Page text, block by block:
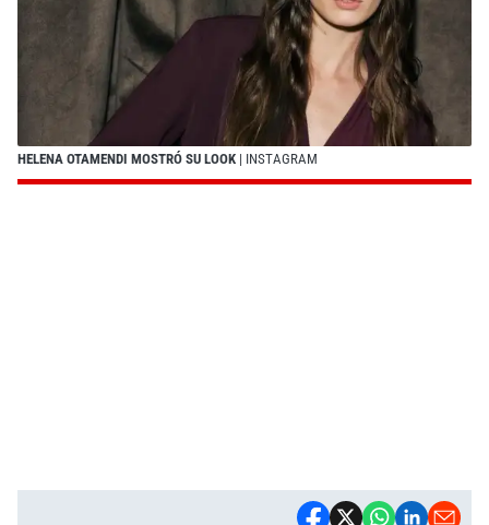
HELENA OTAMENDI MOSTRÓ SU LOOK | INSTAGRAM